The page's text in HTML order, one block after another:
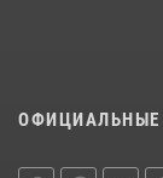
ОФИЦИАЛЬНЫЕ